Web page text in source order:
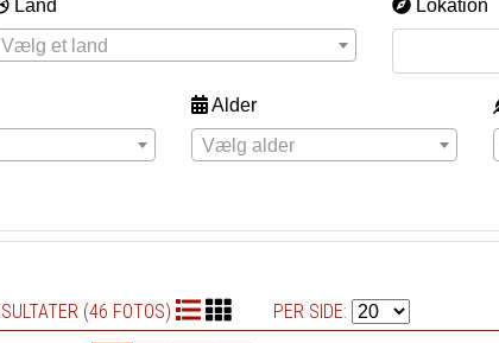
Land
Vælg et land
Lokation
Alder
Vælg alder
(46 FOTOS) PER SIDE: